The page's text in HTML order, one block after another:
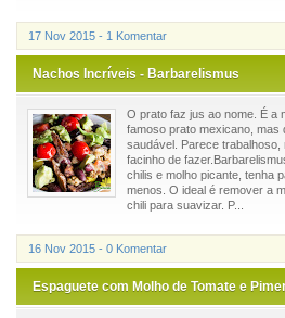
17 Nov 2015 - 1 Komentar
Nachos Incríveis - Barbarelismus
O prato faz jus ao nome. É a
famoso prato mexicano, mas
saudável. Parece
facinho de
chilis e molho picante, tenha
menos. O ideal é remover a
chili para suavizar. P...
16 Nov 2015 - 0 Komentar
Espaguete com Molho de Tomate e